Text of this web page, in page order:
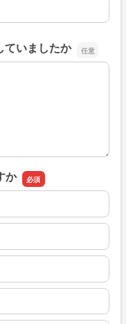
ていましたか
いましたか
か